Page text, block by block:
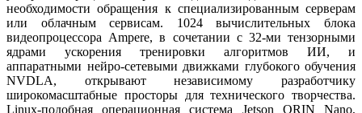
необходимости обращения к специализированным серверам
или облачным сервисам. 1024 вычислительных блока
видеопроцессора Ampere, в сочетании c 32-ми тензорными
ядрами ускорения тренировки алгоритмов ИИ, и
аппаратными нейро-сетевыми движками глубокого обучения
NVDLA, открывают независимому разработчику
широкомасштабные просторы для технического творчества.
Linux-подобная операционная система Jetson ORIN Nano,